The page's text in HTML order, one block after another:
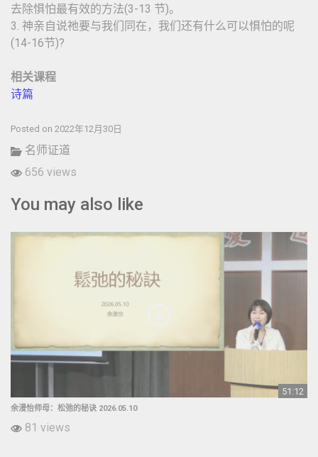
去除惧怕最有效的方法(3-13 节)。
3. 神亲自说祂要与我们同在，我们还有什么可以惧怕的呢
(14-16节)?
相关课程
诗篇
Posted on 2022年12月30日
名师证道
656 views
You may also like
51:12
余漫怡师母：松弛的秘诀 2026.05.10
81 views